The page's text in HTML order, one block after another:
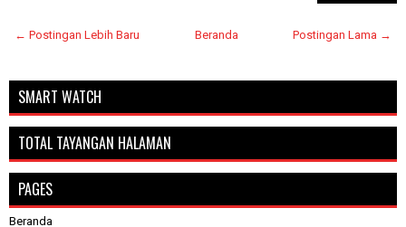
← Postingan Lebih Baru Postingan Lama →
Beranda
SMART WATCH
TOTAL TAYANGAN HALAMAN
PAGES
Beranda